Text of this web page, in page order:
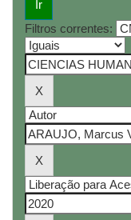
Filtros correntes: